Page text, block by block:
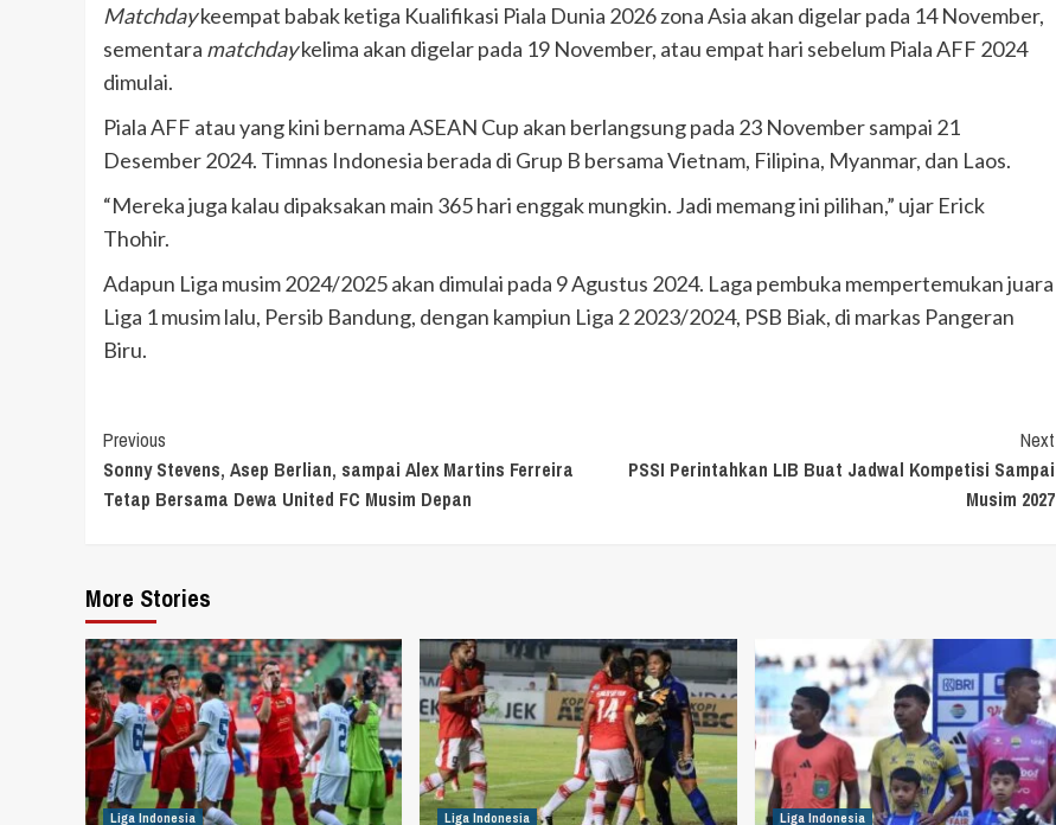
Matchdaykeempat babak ketiga Kualifikasi Piala Dunia 2026 zona Asia akan digelar pada 14 November,
sementara matchdaykelima akan digelar pada 19 November, atau empat hari sebelum Piala AFF 2024
dimulai.
Piala AFF atau yang kini bernama ASEAN Cup akan berlangsung pada 23 November sampai 21
Desember 2024. Timnas Indonesia berada di Grup B bersama Vietnam, Filipina, Myanmar, dan Laos.
“Mereka juga kalau dipaksakan main 365 hari enggak mungkin. Jadi memang ini pilihan,” ujar Erick
Thohir.
Adapun Liga musim 2024/2025 akan dimulai pada 9 Agustus 2024. Laga pembuka mempertemukan juara
Liga 1 musim lalu, Persib Bandung, dengan kampiun Liga 2 2023/2024, PSB Biak, di markas Pangeran
Biru.
Continue
Reading
Previous
Sonny Stevens, Asep Berlian, sampai Alex Martins Ferreira
Tetap Bersama Dewa United FC Musim Depan
Next
PSSI Perintahkan LIB Buat Jadwal Kompetisi Sampai
Musim 2027
More Stories
Liga Indonesia Liga Indonesia Liga Indonesia